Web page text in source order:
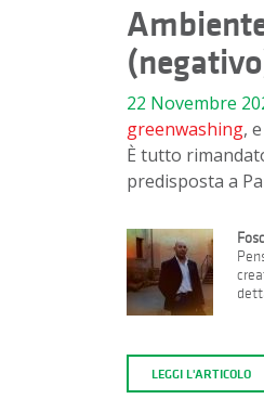
22 Novembre
greenwashing, e
È tutto
predisposta a
LEGGI L'ARTICOLO